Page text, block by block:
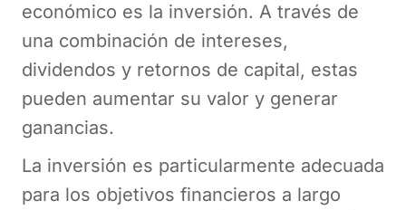
económico es la inversión. A través de
una combinación de intereses,
dividendos y retornos de capital, estas
pueden aumentar su valor y generar
ganancias.
La inversión es particularmente adecuada
para los objetivos financieros a largo